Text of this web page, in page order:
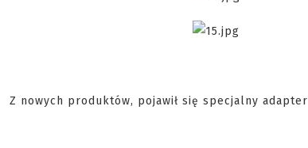
Z nowych produktów, pojawił się specjalny adapter